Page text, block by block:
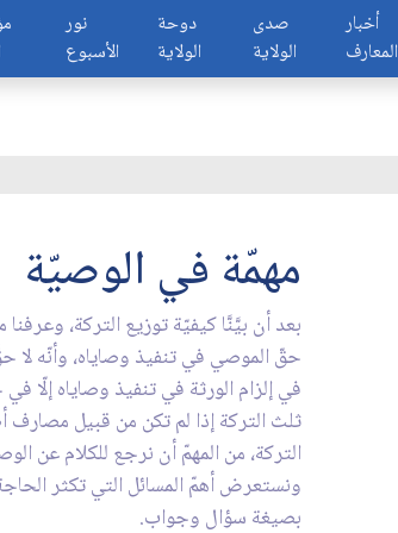
نور
الأسبوع
دوحة
الولاية
صدى
الولاية
أخبار
المعارف
مهمّة في الوصيّة
بعد أن بيَّنَّا كيفيّة توزيع التركة، وعرفنا
حقّ الموصي في تنفيذ وصاياه، وأنّه لا
في إلزام الورثة في تنفيذ وصاياه إلّا
ثلث التركة إذا لم تكن من قبيل مصارف
التركة، من المهمّ أن نرجع للكلام عن
ونستعرض أهمّ المسائل التي تكثر الحاجة
بصيغة سؤال وجواب.